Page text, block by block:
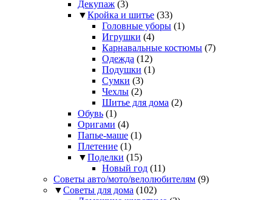
Декупаж (3)
▼Кройка и шитье (33)
Головные уборы (1)
Игрушки (4)
Карнавальные костюмы (7)
Одежда (12)
Подушки (1)
Сумки (3)
Чехлы (2)
Шитье для дома (2)
Обувь (1)
Оригами (4)
Папье-маше (1)
Плетение (1)
▼Поделки (15)
Новый год (11)
Советы авто/мото/велолюбителям (9)
▼Советы для дома (102)